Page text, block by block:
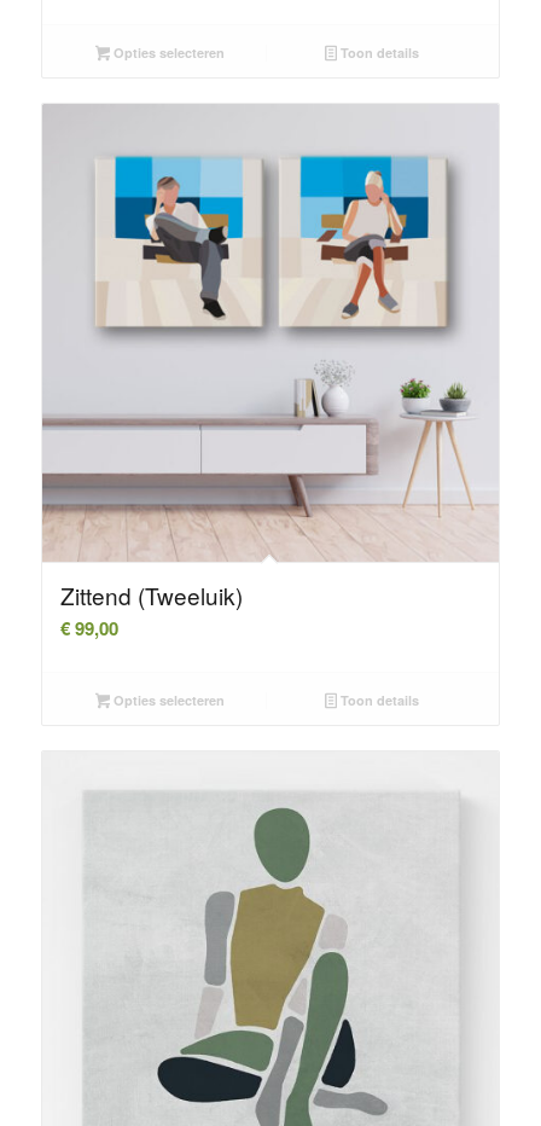
Opties selecteren Toon details
Zittend (Tweeluik)
€99,00
Opties selecteren Toon details